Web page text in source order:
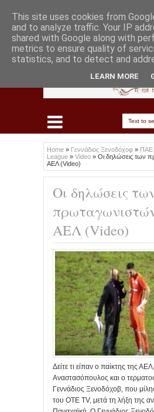
Home » Γεννάδιος Ξενοδόχοφ » ΠΑΕ
League » Video » Οι δηλώσεις των
ΑΕΛ (Video)
Οι δηλώσεις
ΑΕΛ (Video)
Δείτε τι είπαν ο παίκτης της
Αναστασόπουλος και ο
Γεννάδιος Ξενοδόχοβ, που
του OTE TV, μετά τη λήξη της
This site uses cookies from
and to analyze traffic. Your IP
shared with Google along with
metrics to ensure quality of
statistics, and to detect and
LEARN MORE